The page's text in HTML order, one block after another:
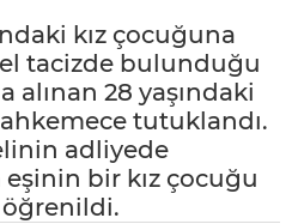
kız çocuğuna
tacizde bulunduğu
alınan 28 yaşındaki
tutuklandı.
adliyede
bir kız çocuğu